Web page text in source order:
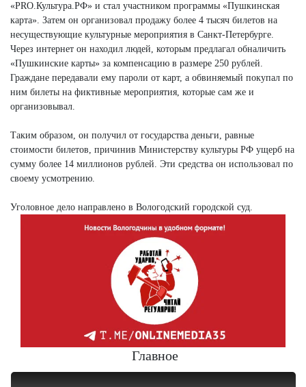
«PRO.Культура.РФ» и стал участником программы «Пушкинская
карта». Затем он организовал продажу более 4 тысяч билетов на
несуществующие культурные мероприятия в Санкт-Петербурге.
Через интернет он находил людей, которым предлагал обналичить
«Пушкинские карты» за компенсацию в размере 250 рублей.
Граждане передавали ему пароли от карт, а обвиняемый покупал по
ним билеты на фиктивные мероприятия, которые сам же и
организовывал.
Таким образом, он получил от государства деньги, равные
стоимости билетов, причинив Министерству культуры РФ ущерб на
сумму более 14 миллионов рублей. Эти средства он использовал по
своему усмотрению.
Уголовное дело направлено в Вологодский городской суд.
Главное